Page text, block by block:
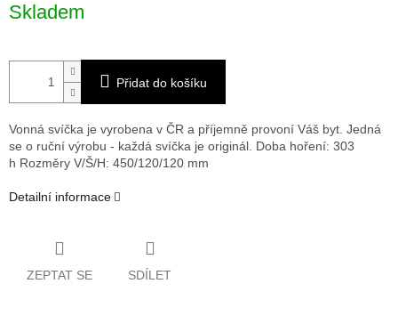
cena:
Skladem
Přidat do košíku
Vonná svíčka je vyrobena v ČR a příjemně provoní Váš byt. Jedná
se o ruční výrobu - každá svíčka je originál. Doba hoření: 303
h Rozměry V/Š/H: 450/120/120 mm
Detailní informace
ZEPTAT SE SDÍLET